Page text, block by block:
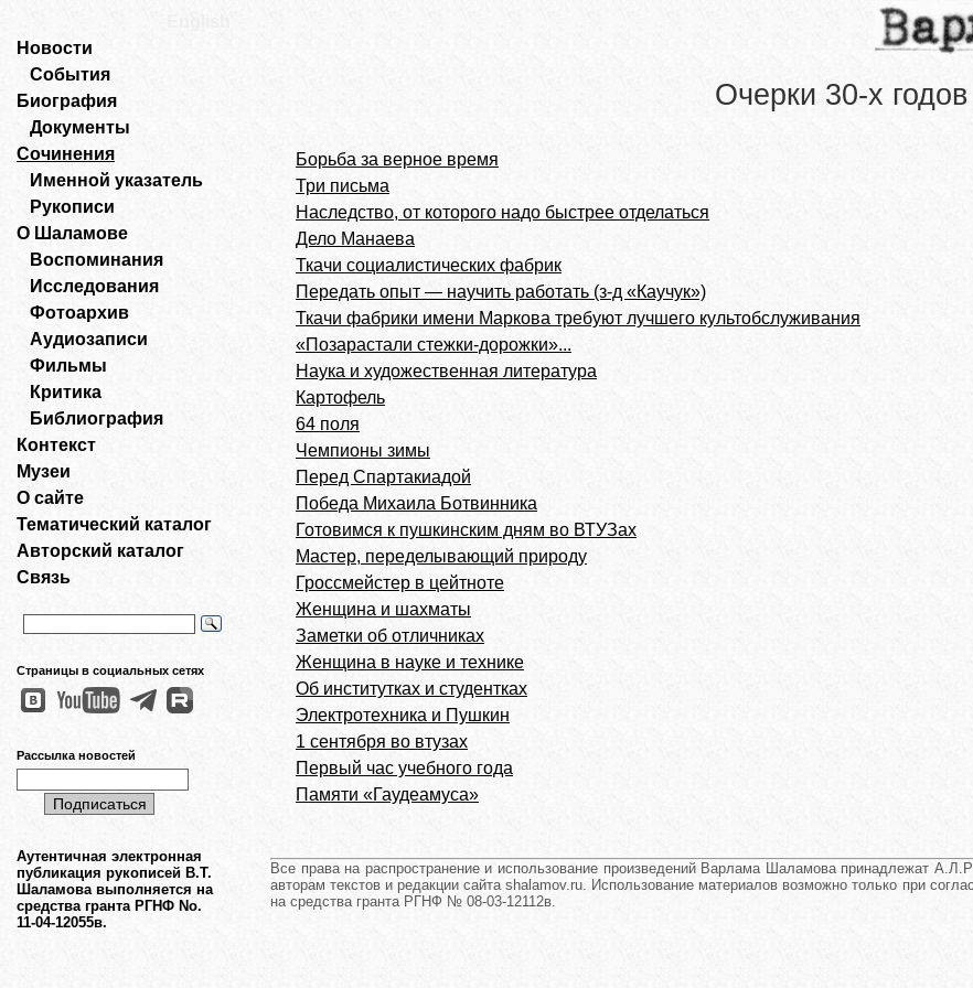
Новости
События
Биография
Документы
Сочинения
Именной указатель
Рукописи
О Шаламове
Воспоминания
Исследования
Фотоархив
Аудиозаписи
Фильмы
Критика
Библиография
Контекст
Музеи
О сайте
Тематический каталог
Авторский каталог
Связь
Страницы в социальных сетях
Рассылка новостей
Аутентичная электронная
публикация рукописей В.Т.
Шаламова выполняется на
средства гранта РГНФ No.
11-04-12055в.
Очерки 30-х годов
Борьба за верное время
Три письма
Наследство, от которого надо быстрее отделаться
Дело Манаева
Ткачи социалистических фабрик
Передать опыт — научить работать (з-д «Каучук»)
Ткачи фабрики имени Маркова требуют лучшего культобслуживания
«Позарастали стежки-дорожки»...
Наука и художественная литература
Картофель
64 поля
Чемпионы зимы
Перед Спартакиадой
Победа Михаила Ботвинника
Готовимся к пушкинским дням во ВТУЗах
Мастер, переделывающий природу
Гроссмейстер в цейтноте
Женщина и шахматы
Заметки об отличниках
Женщина в науке и технике
Об институтках и студентках
Электротехника и Пушкин
1 сентября во втузах
Первый час учебного года
Памяти «Гаудеамуса»
Все права на распространение и использование произведений Варлама Шаламова принадлежат
авторам текстов и редакции сайта shalamov.ru. Использование материалов возможно только при
на средства гранта РГНФ № 08-03-12112в.